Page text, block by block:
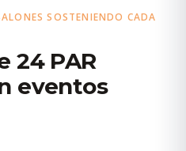
SOSTENIENDO CADA
24 PAR
eventos